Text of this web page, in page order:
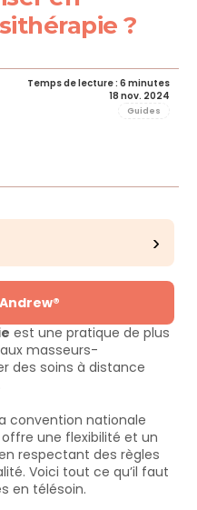
?
Temps de lecture : 6 minutes
18 nov. 2024
Guides
›
est une pratique de plus
masseurs-
des soins à distance
convention nationale
une flexibilité et un
respectant des règles
Voici tout ce qu’il faut
en télésoin.